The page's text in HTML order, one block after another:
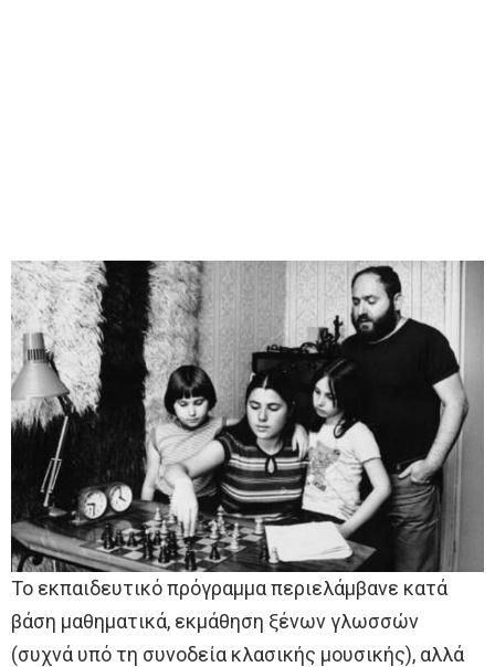
Το εκπαιδευτικό πρόγραμμα περιελάμβανε κατά
βάση μαθηματικά, εκμάθηση ξένων γλωσσών
(συχνά υπό τη συνοδεία κλασικής μουσικής), αλλά